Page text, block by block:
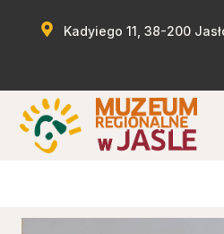
Kadyiego 11, 38-200